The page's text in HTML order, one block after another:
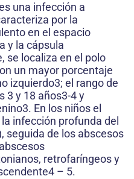
una infección a
por la
en el espacio
y la cápsula
se localiza en el polo
un mayor porcentaje
izquierdo3; el rango de
3 y 18 años3-4 y
En los niños el
infección profunda del
seguida de los abscesos
retrofaríngeos y
– 5.